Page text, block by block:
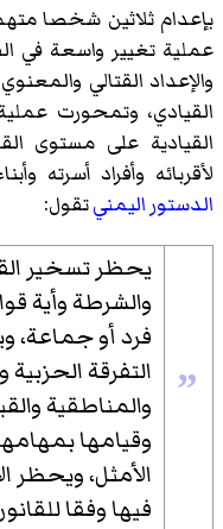
بإعدام ثلاثين شخصا
عملية تغيير واسعة في
والإعداد القتالي
القيادي، وتمحورت
القيادية على مستوى
لأقربائه وأفراد أسرته
الدستور اليمنيتقول:
”
يحظر تسخير
والشرطة وأية
فرد أو جماعة،
التفرقة
والمناطقية
وقيامها
الأمثل، ويحظر
فيها وفقا